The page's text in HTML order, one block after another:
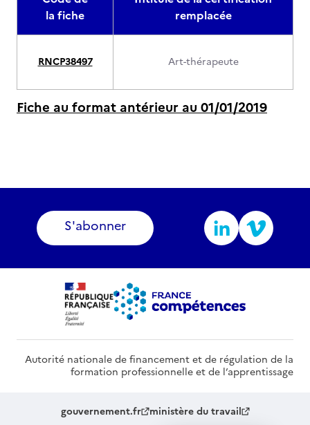
la fiche
remplacée
RNCP38497 Art-thérapeute
Fiche au format antérieur au 01/01/2019
S'abonner
Autorité nationale de financement et de régulation de la
formation professionnelle et de l’apprentissage
gouvernement.fr ministère du travail